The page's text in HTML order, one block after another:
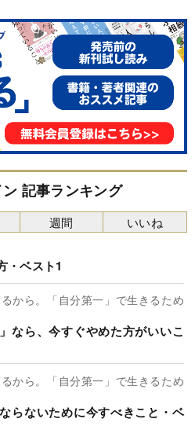
記事ランキング
・ベスト1
から。「自分第一」で生きるため
なら、今すぐやめた方がいいこ
から。「自分第一」で生きるため
らないために今すべきこと・ベ
週間 いいね